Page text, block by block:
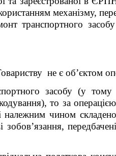
механізму,
транспортного
не є об’єктом
засобу (у тому
то за
чином